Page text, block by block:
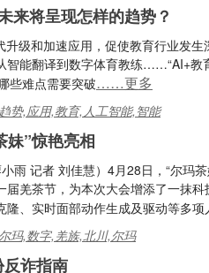
来将呈现怎样的趋势？
升级和加速应用，促使教育行业发
智能翻译到数字体育教练……“AI+教
些难点需要突破……更多
势,应用,教育,人工智能,智能
妹”惊艳亮相
雨 记者 刘佳慧）4月28日，“尔玛
羌茶节，为本次大会增添了一抹
隆、实时面部动作生成及驱动等多
玛,数字,羌族,北川,尔玛
诈指南